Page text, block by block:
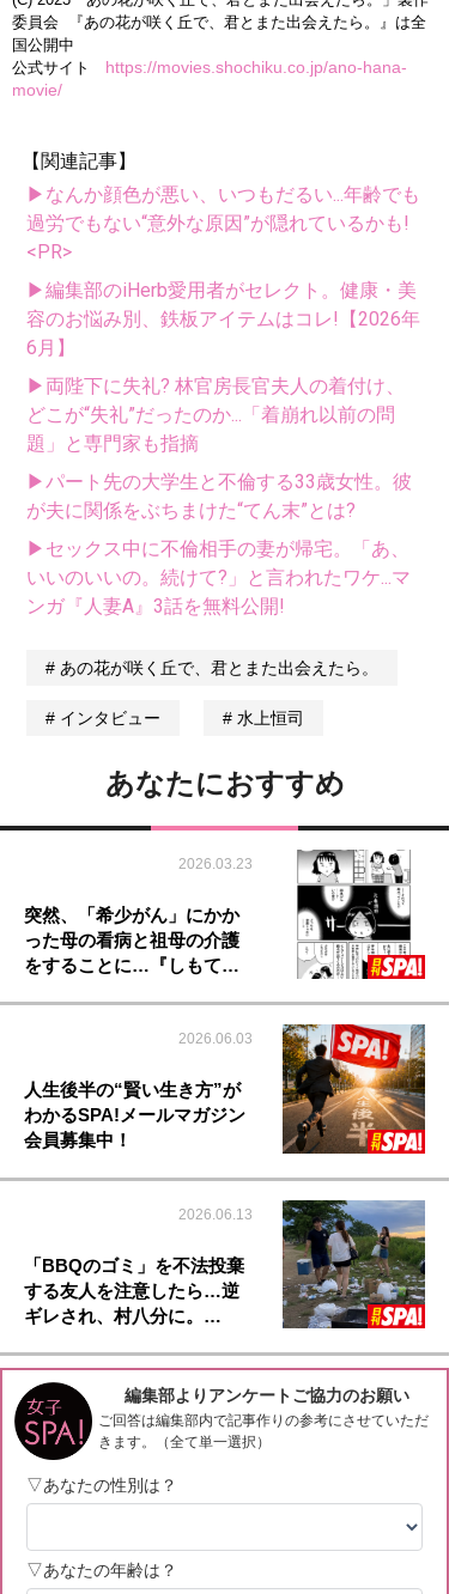
委員会 『あの花が咲く丘で、君とまた出会えたら。』は全
国公開中
公式サイト https://movies.shochiku.co.jp/ano-hana-
movie/
【関連記事】
▶なんか顔色が悪い、いつもだるい...年齢でも
過労でもない“意外な原因”が隠れているかも!
<PR>
▶編集部のiHerb愛用者がセレクト。健康・美
容のお悩み別、鉄板アイテムはコレ!【2026年
6月】
▶両陛下に失礼? 林官房長官夫人の着付け、
どこが“失礼”だったのか...「着崩れ以前の問
題」と専門家も指摘
▶パート先の大学生と不倫する33歳女性。彼
が夫に関係をぶちまけた“てん末”とは?
▶セックス中に不倫相手の妻が帰宅。「あ、
いいのいいの。続けて?」と言われたワケ...マ
ンガ『人妻A』3話を無料公開!
あの花が咲く丘で、君とまた出会えたら。
インタビュー 水上恒司
あなたにおすすめ
2026.03.23
突然、「希少がん」にかか
った母の看病と祖母の介護
をすることに…『しもて…
2026.06.03
人生後半の“賢い生き方”が
わかるSPA!メールマガジン
会員募集中！
2026.06.13
「BBQのゴミ」を不法投棄
する友人を注意したら…逆
ギレされ、村八分に。…